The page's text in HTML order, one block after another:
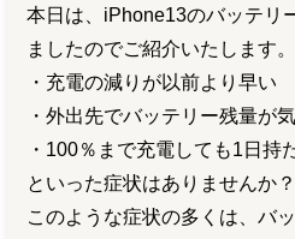
本日は、iPhone13のバッテリ
ましたのでご紹介いたします。
・充電の減りが以前より早い
・外出先でバッテリー残量が
・100％まで充電しても1日持
といった症状はありませんか？
このような症状の多くは、バ